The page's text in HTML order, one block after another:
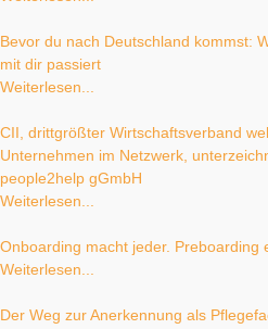
Bevor du nach Deutschland kommst:
mit dir passiert
Weiterlesen...
CII, drittgrößter Wirtschaftsverband
Unternehmen im Netzwerk,
people2help gGmbH
Weiterlesen...
Onboarding macht jeder. Preboarding
Weiterlesen...
Der Weg zur Anerkennung als